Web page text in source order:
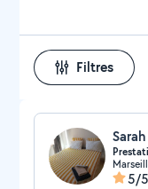
Filtres
5/5